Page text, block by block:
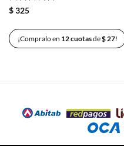
Valorado
$325
¡Compralo en 12 cuotasde$27!